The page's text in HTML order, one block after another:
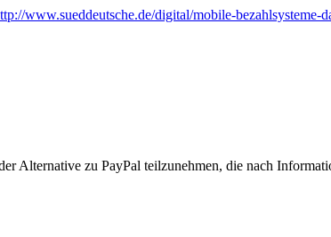
www.sueddeutsche.de/digital/mobile-bezahlsysteme-
Alternative zu PayPal teilzunehmen, die nach